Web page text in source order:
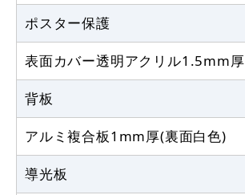
ポスター保護
表面カバー透明アクリル1.5mm厚
背板
アルミ複合板1mm厚(裏面白色)
導光板